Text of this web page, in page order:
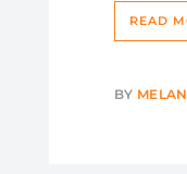
READ
BY